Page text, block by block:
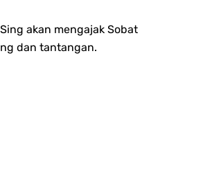
akan mengajak Sobat
dan tantangan.